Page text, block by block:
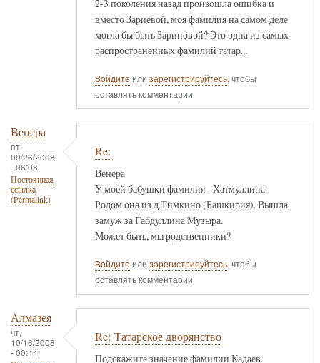
2-3 поколения назад произошла ошибка и
вместо Зариевой, моя фамилия на самом деле
могла бы быть Зариповой? Это одна из самых
распространенных фамилий татар...
Войдите или зарегистрируйтесь, чтобы
оставлять комментарии
Венера
пт,
09/26/2008
- 06:08
Постоянная
ссылка
(Permalink)
Re:
Венера
У моей бабушки фамилия - Хатмуллина.
Родом она из д.Тимкино (Башкирия). Вышла
замуж за Габдуллина Музыра.
Может быть, мы родственники?
Войдите или зарегистрируйтесь, чтобы
оставлять комментарии
Алмазея
чт,
10/16/2008
- 00:44
Re: Татарское дворянство
Подскажите значение фамилии Кадаев.